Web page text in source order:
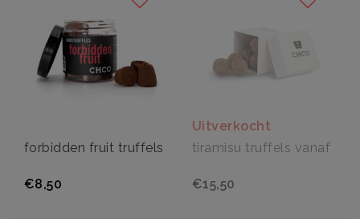
forbidden fruit truffels
€8,50
Uitverkocht
tiramisu truffels vanaf
€15,50